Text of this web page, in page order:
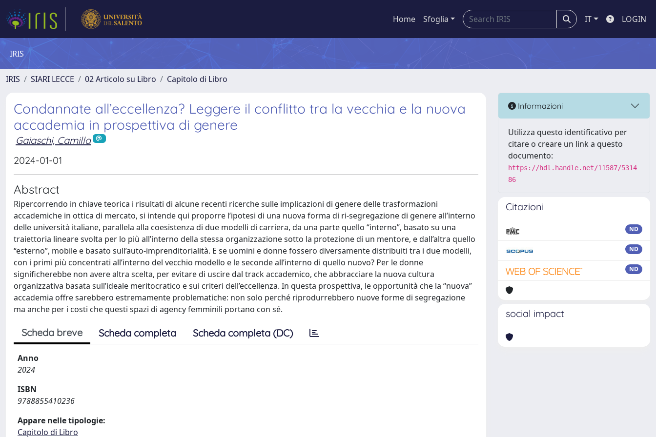
Home Sfoglia IT LOGIN
IRIS
IRIS SIARI LECCE 02 Articolo su Libro Capitolo di Libro
Condannate all’eccellenza? Leggere il conflitto tra la vecchia e la nuova
accademia in prospettiva di genere
Gaiaschi, Camilla
2024-01-01
Abstract
Ripercorrendo in chiave teorica i risultati di alcune recenti ricerche sulle implicazioni di genere delle trasformazioni
accademiche in ottica di mercato, si intende qui proporre l’ipotesi di una nuova forma di ri-segregazione di genere all’interno
delle università italiane, parallela alla coesistenza di due modelli di carriera, da una parte quello “interno”, basato su una
traiettoria lineare svolta per lo più all’interno della stessa organizzazione sotto la protezione di un mentore, e dall’altra quello
“esterno”, mobile e basato sull’auto-imprenditorialità. E se uomini e donne fossero diversamente distribuiti tra i due modelli,
con i primi più concentrati all’interno del vecchio modello e le seconde all’interno di quello nuovo? Per le donne
significherebbe non avere altra scelta, per evitare di uscire dal track accademico, che abbracciare la nuova cultura
organizzativa basata sull’ideale meritocratico e sui criteri dell’eccellenza. In questa prospettiva, le opportunità che la “nuova”
accademia offre sarebbero estremamente problematiche: non solo perché riprodurrebbero nuove forme di segregazione
ma anche per i costi che questi spazi di agency femminili portano con sé.
Scheda breve Scheda completa Scheda completa (DC)
Anno
2024
ISBN
9788855410236
Appare nelle tipologie:
Capitolo di Libro
Informazioni
Utilizza questo identificativo per
citare o creare un link a questo
documento:
https://hdl.handle.net/11587/5314
86
Citazioni
ND
ND
ND
social impact